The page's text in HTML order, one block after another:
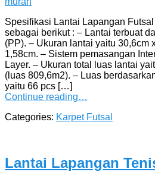
Spesifikasi Lantai Lapangan
sebagai berikut : – Lantai terbuat
(PP). – Ukuran lantai yaitu 30,6cm
1,58cm. – Sistem pemasangan
Layer. – Ukuran total luas lantai
(luas 809,6m2). – Luas
yaitu 66 pcs […]
Continue reading…
Categories: Karpet Futsal
Lantai Lapangan